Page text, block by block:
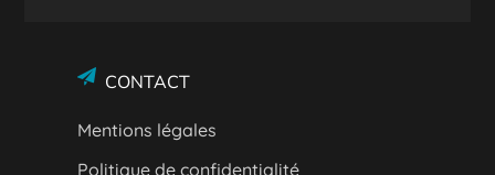
CONTACT
Mentions légales
Politique de confidentialité